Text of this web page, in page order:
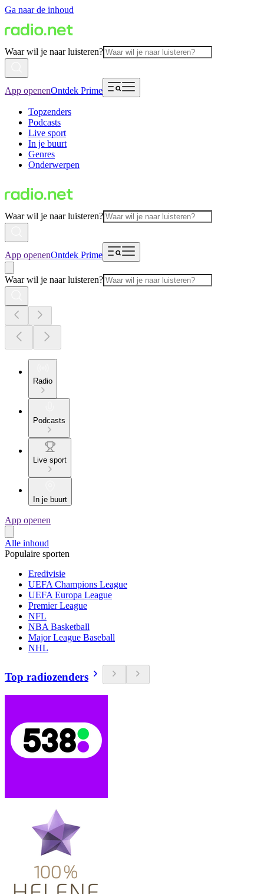
Ga naar de inhoud
Waar wil je naar luisteren?
App openenOntdek Prime
Topzenders
Podcasts
Live sport
In je buurt
Genres
Onderwerpen
Waar wil je naar luisteren?
App openenOntdek Prime
Waar wil je naar luisteren?
Radio
Podcasts
Live sport
In je buurt
App openen
Alle inhoud
Populaire sporten
Eredivisie
UEFA Champions League
UEFA Europa League
Premier League
NFL
NBA Basketball
Major League Baseball
NHL
Top radiozenders